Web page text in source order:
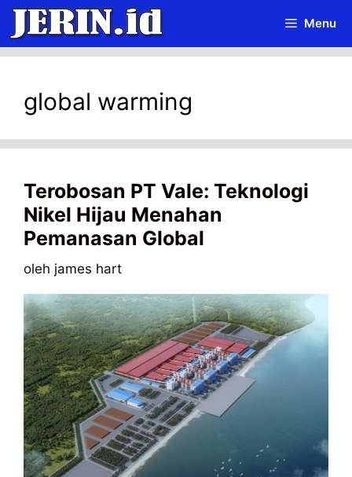
Langsung
isi
Menu
global warming
Terobosan PT Vale: Teknologi
Nikel Hijau Menahan
Pemanasan Global
oleh james hart